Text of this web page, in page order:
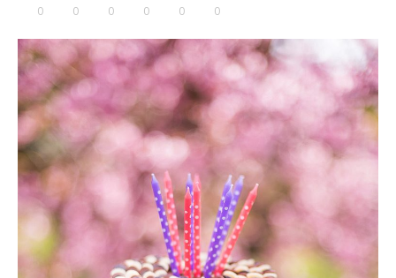
0 0 0 0 0 0